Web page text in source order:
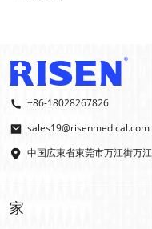
+86-18028267826
sales19@risenmedical.com
中国広東省東莞市万江街万
家